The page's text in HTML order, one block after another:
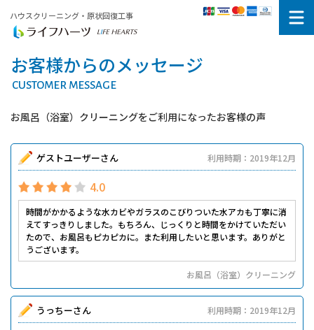
ハウスクリーニング・原状回復工事
お客様からのメッセージ
CUSTOMER MESSAGE
お風呂（浴室）クリーニングをご利用になったお客様の声
ゲストユーザーさん 利用時期：2019年12月
4.0
時間がかかるような水カビやガラスのこびりついた水アカも丁寧に消
えてすっきりしました。もちろん、じっくりと時間をかけていただい
たので、お風呂もピカピカに。また利用したいと思います。ありがと
うございます。
お風呂（浴室）クリーニング
うっちーさん 利用時期：2019年12月